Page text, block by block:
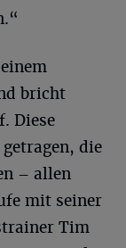
bricht
Diese
die
– allen
mit seiner
Tim